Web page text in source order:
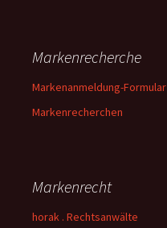
Markenrecherche
Markenanmeldung-Formular
Markenrecherchen
Markenrecht
horak . Rechtsanwälte